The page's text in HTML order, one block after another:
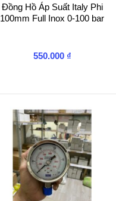
Đồng Hồ Áp Suất Italy Phi
100mm Full Inox 0-100 bar
550.000 ₫